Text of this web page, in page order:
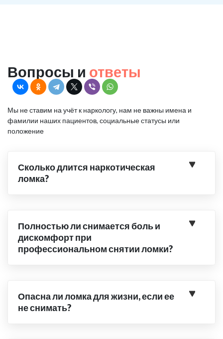
Вопросы и ответы
Мы не ставим на учёт к наркологу, нам не важны имена и
фамилии наших пациентов, социальные статусы или
положение
Сколько длится наркотическая
ломка?
Полностью ли снимается боль и
дискомфорт при
профессиональном снятии ломки?
Опасна ли ломка для жизни, если ее
не снимать?